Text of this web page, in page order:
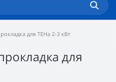
для ТЕНа 2-3 кВт
для